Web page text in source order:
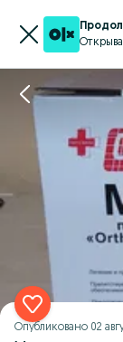
Опубликовано 02